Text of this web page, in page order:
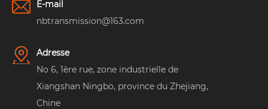
E-mail
nbtransmission@163.com
Adresse
No 6, 1ère rue, zone industrielle de
Xiangshan Ningbo, province du Zhejiang,
Chine